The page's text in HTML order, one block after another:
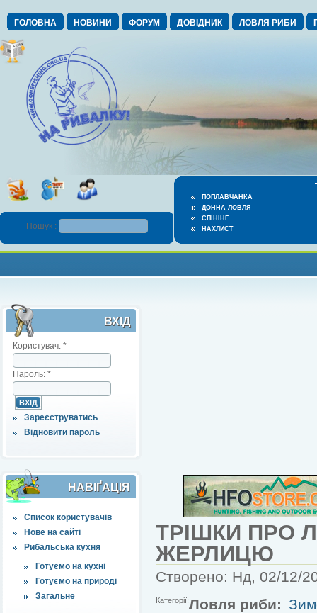
ГОЛОВНА НОВИНИ ФОРУМ ДОВІДНИК ЛОВЛЯ РИБИ
ПОПЛАВЧАНКА
ДОННА ЛОВЛЯ
СПІНІНГ
НАХЛИСТ
Пошук :
ВХІД
Користувач: *
Пароль: *
Зареєструватись
Відновити пароль
НАВІҐАЦІЯ
Список користувачів
Нове на сайті
Рибальська кухня
Готуємо на кухні
Готуємо на природі
Загальне
ТРІШКИ ПРО
ЖЕРЛИЦЮ
Створено: Нд, 02/12/
Категорії:Ловля риби: